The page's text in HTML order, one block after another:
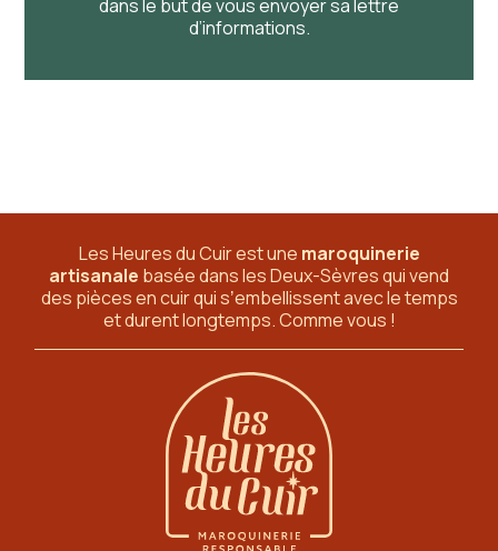
dans le but de vous envoyer sa lettre
d’informations.
Les Heures du Cuir est une maroquinerie
artisanale basée dans les Deux-Sèvresqui vend
des pièces en cuir qui sʼembellissent avec le temps
et durent longtemps. Comme vous !